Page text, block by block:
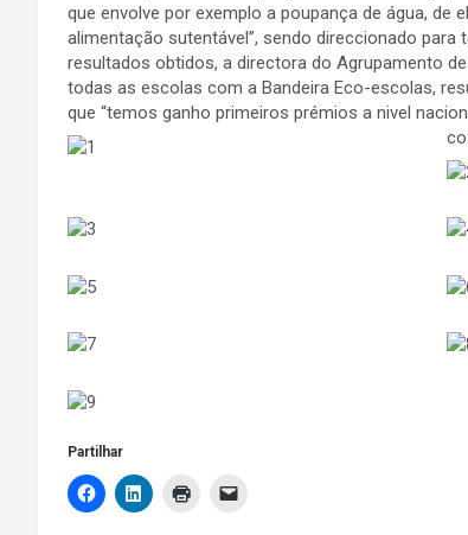
que envolve por exemplo a poupança de água,
alimentação sutentável”, sendo direccionado
resultados obtidos, a directora do Agrupamento
todas as escolas com a Bandeira Eco-escolas,
que “temos ganho primeiros prémios a nivel
Partilhar